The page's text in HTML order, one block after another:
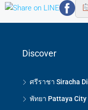
Discover
ศรีราชา Siracha
พัทยา Pattaya City